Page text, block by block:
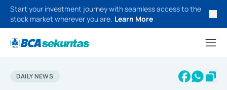
Start your investment journey with seamless access to the
stock market wherever you are. Learn More
DAILY NEWS